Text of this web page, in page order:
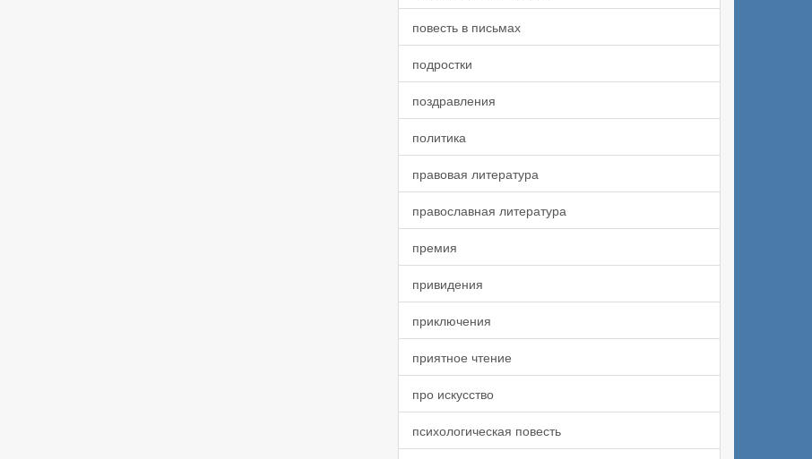
повесть в письмах
подростки
поздравления
политика
правовая литература
православная литература
премия
привидения
приключения
приятное чтение
про искусство
психологическая повесть